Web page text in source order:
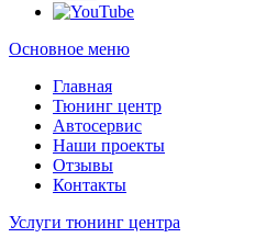
Основное меню
Главная
Тюнинг центр
Автосервис
Наши проекты
Отзывы
Контакты
Услуги тюнинг центра